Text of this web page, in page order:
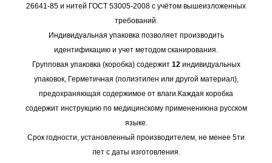
26641-85 и нитей ГОСТ 53005-2008 с учётом вышеизложенных
требований.
Индивидуальная упаковка позволяет производить
идентификацию и учет методом сканирования.
Групповая упаковка (коробка) содержит 12индивидуальных
упаковок, Герметичная (полиэтилен или другой материал),
предохраняющая содержимое от влаги.Каждая коробка
содержит инструкцию по медицинскому применениюна русском
языке.
Срок годности, установленный производителем, не менее 5ти
лет с даты изготовления.